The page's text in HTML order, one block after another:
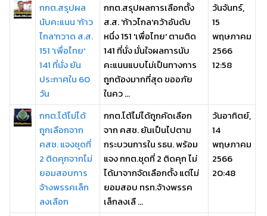
กกต.สรุปผล
นับคะแนน 'ก้าว
ไกล'กวาด ส.ส.
151 'เพื่อไทย'
141 ที่นั่ง ยัน
ประกาศใน 60
วัน
กกต.สรุปผลการเลือกตั้ง
ส.ส. 'ก้าวไกล'คว้าอันดับ
หนึ่ง 151 'เพื่อไทย' ตามติด
141 ที่นั่ง มั่นใจผลการนับ
คะแนนแบบไม่เป็นทางการ
ถูกต้องมากที่สุด ขออภัย
ในคว ...
วันจันทร์,
15
พฤษภาคม
2566
12:58
กกต.โต้ไม่ได้
ถูกเลือกจาก
คสช. แจงชุดที่
2 ติดคุกจากไม่
ยอมสอบการ
จ้างพรรคเล็ก
ลงเลือก
กกต.โต้ไม่ได้ถูกคัดเลือก
จาก คสช. ยันเป็นไปตาม
กระบวนการใน รธน. พร้อม
แจง กกต.ชุดที่ 2 ติดคุก ไม่
ได้มาจากจัดเลือกตั้ง แต่ไม่
ยอมสอบ ทรท.จ้างพรรค
เล็กลงเลื ...
วันอาทิตย์,
14
พฤษภาคม
2566
20:48